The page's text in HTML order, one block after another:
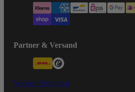
Partner & Versand
Widerrufsformular